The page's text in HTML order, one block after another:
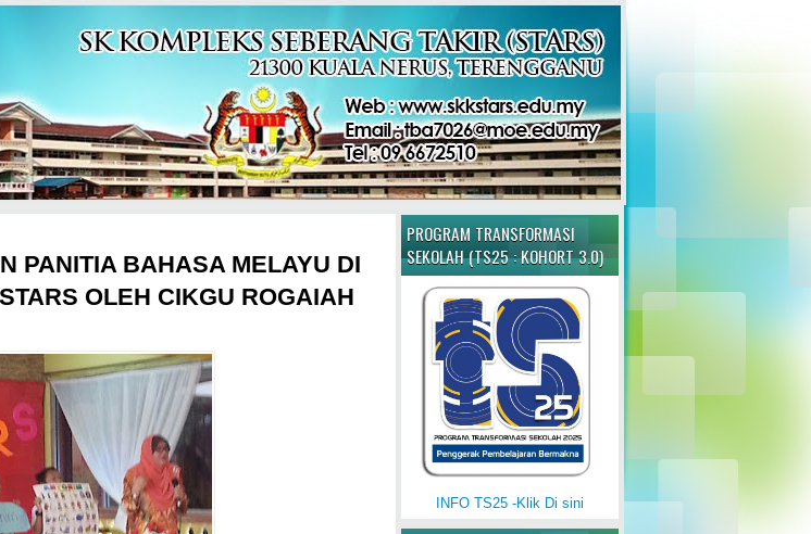
PROGRAM TRANSFORMASI
SEKOLAH (TS25 : KOHORT 3.0)
INFO TS25 -Klik Di sini
PANITIA BAHASA MELAYU DI
OLEH CIKGU ROGAIAH